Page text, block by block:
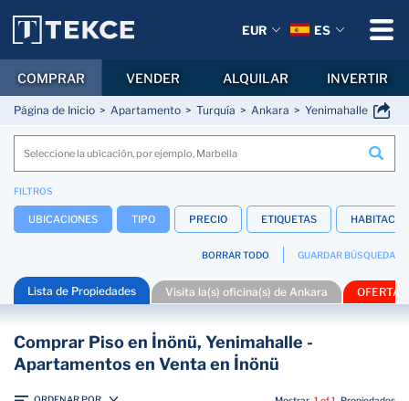
Página de Inicio Apartamento Turquía Ankara Yenimahalle
FILTROS
UBICACIONES TIPO PRECIO ETIQUETAS
BORRAR TODO GUARDAR BÚSQUEDA
Lista de Propiedades Visita la(s) oficina(s) de Ankara OFERTAS
Comprar Piso en İnönü, Yenimahalle -
Apartamentos en Venta en İnönü
EUR ES
COMPRAR VENDER ALQUILAR INVERTIR